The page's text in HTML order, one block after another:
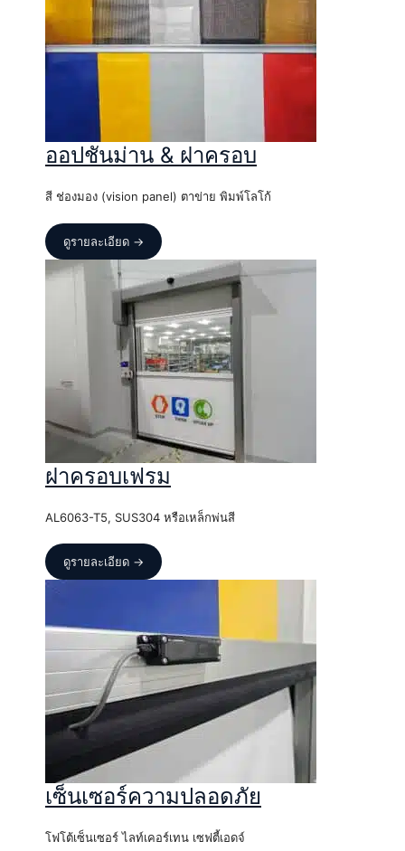
ออปชันม่าน & ฝาครอบ
สี ช่องมอง (vision panel) ตาข่าย พิมพ์โลโก้
ดูรายละเอียด →
ฝาครอบเฟรม
AL6063-T5, SUS304 หรือเหล็กพ่นสี
ดูรายละเอียด →
เซ็นเซอร์ความปลอดภัย
โฟโต้เซ็นเซอร์ ไลท์เคอร์เทน เซฟตี้เอดจ์